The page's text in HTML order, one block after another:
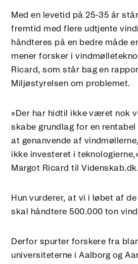
Med en levetid på 25-35 år
fremtid med flere udtjente
håndteres på en bedre måde
mener forsker i
Ricard, som står bag en
Miljøstyrelsen om problemet.
»Der har hidtil ikke været nok
skabe grundlag for en
at genanvende af
ikke investeret i
Margot Ricard til Videnskab.dk.
Hun vurderer, at vi i løbet af
skal håndtere 500.000 ton
Derfor spurter forskere fra
universiteterne i Aalborg og